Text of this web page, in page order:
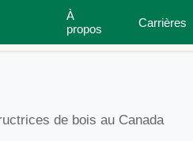
À
propos
Carrières
Types de maisons
de bois au Canada